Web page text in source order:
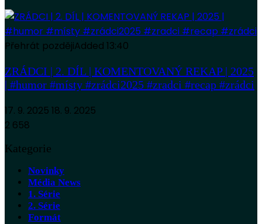
Přehrát pozdějiAdded 13:40
ZRÁDCI | 2. DÍL | KOMENTOVANÝ REKAP | 2025
| #humor #místy #zrádci2025 #zradci #recap #zrádci
17. 9. 2025 18. 9. 2025
2 658
Kategorie
Novinky
Média News
1. Série
2. Série
Formát